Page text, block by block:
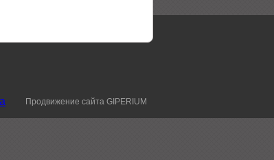
Продвижение сайта GIPERIUM